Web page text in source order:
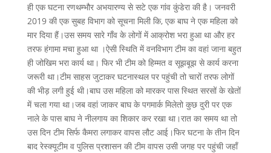
ही एक घटना रणथम्भौर अभयारण्य से सटे एक गांव कुंडेरा की है। जनवरी
2019 की एक सुबह विभाग को सूचना मिली कि, एक बाघ ने एक महिला को
मार दिया हैं।उस समय सारे गाँव के लोगों में आक्रोश भरा हुआ था और हर
तरफ हंगामा मचा हुआ था ।ऐसी स्थिति में वनविभाग टीम का वहां जाना बहुत
ही जोखिम भरा कार्य था। फिर भी टीम को हिम्मत व सूझबूझ से कार्य करना
जरूरी था।टीम साहस जुटाकर घटनास्थल पर पहुंची तो चारों तरफ लोगों
की भीड़ लगी हुई थी।बाघ उस महिला को मारकर पास स्थित सरसों के खेतों
में चला गया था।जब वहां जाकर बाघ के पगमार्क मिलेतो कुछ दुरी पर एक
नाले के पास बाघ ने नीलगाय का शिकार कर रखा था।रात का समय था तो
उस दिन टीम सिर्फ कैमरा लगाकर वापस लौट आई।फिर घटना के तीन दिन
बाद रेस्क्यूटीम व पुलिस प्रशासन की टीम वापस उसी जगह पर पहुंची जहाँ